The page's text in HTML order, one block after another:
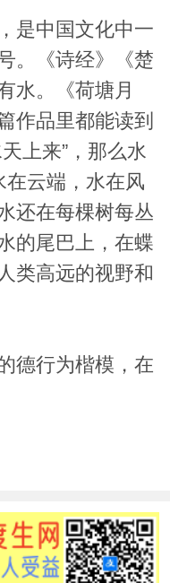
是中国文化中一
。《诗经》《楚
水。《荷塘月
作品里都能读到
上来”，那么水
在云端，水在风
还在每棵树每丛
的尾巴上，在蝶
类高远的视野和
德行为楷模，在